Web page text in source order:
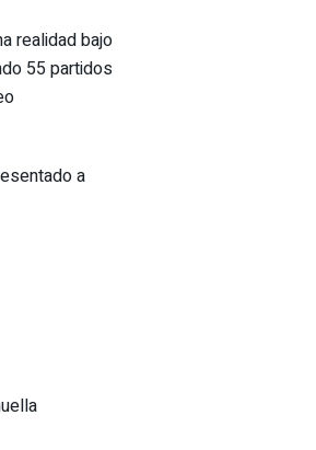
realidad bajo
55 partidos
a